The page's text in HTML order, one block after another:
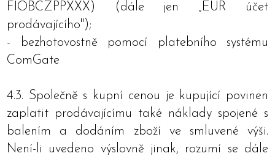
FIOBCZPPXXX) (dále jen „EUR účet
prodávajícího");
- bezhotovostně pomocí platebního systému
ComGate
4.3. Společně s kupní cenou je kupující povinen
zaplatit prodávajícímu také náklady spojené s
balením a dodáním zboží ve smluvené výši.
Není-li uvedeno výslovně jinak, rozumí se dále